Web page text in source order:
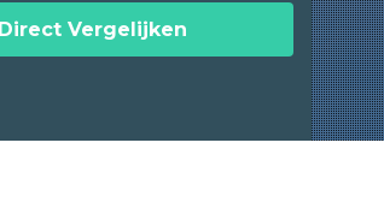
Direct Vergelijken